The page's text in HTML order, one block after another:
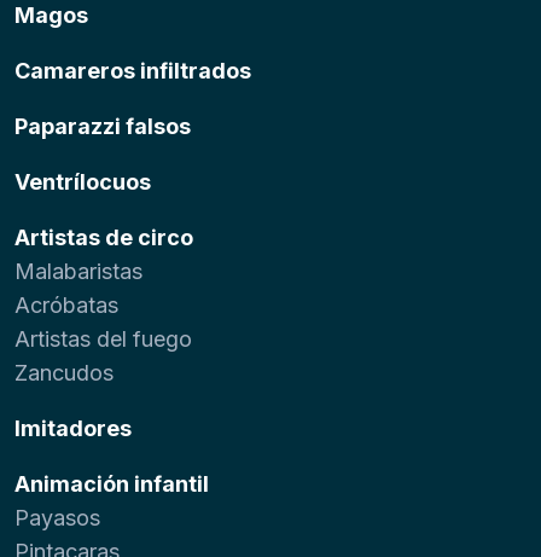
Magos
Camareros infiltrados
Paparazzi falsos
Ventrílocuos
Artistas de circo
Malabaristas
Acróbatas
Artistas del fuego
Zancudos
Imitadores
Animación infantil
Payasos
Pintacaras